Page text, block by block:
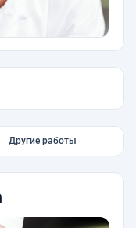
Другие работы